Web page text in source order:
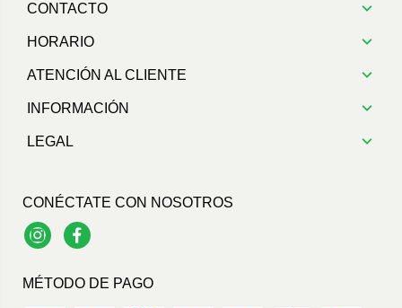
CONTACTO
HORARIO
ATENCIÓN AL CLIENTE
INFORMACIÓN
LEGAL
CONÉCTATE CON NOSOTROS
InstagramFacebook
MÉTODO DE PAGO